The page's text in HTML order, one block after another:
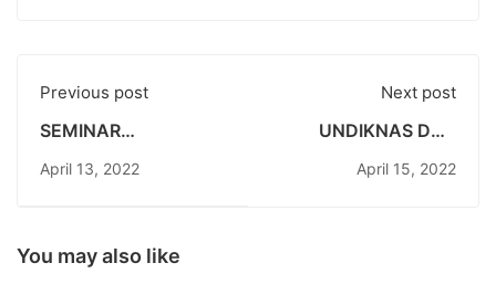
Previous post
SEMINAR
UNDIKNAS DUKUNG
PARIWISATA
April 13, 2022
Next post
UNDIKNAS DAN
TERBUKA, JALIN
April 15, 2022
You may also like